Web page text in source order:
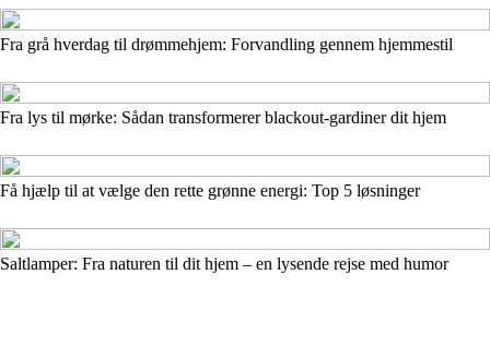
Fra grå hverdag til drømmehjem: Forvandling gennem hjemmestil
Fra lys til mørke: Sådan transformerer blackout-gardiner dit hjem
Få hjælp til at vælge den rette grønne energi: Top 5 løsninger
Saltlamper: Fra naturen til dit hjem – en lysende rejse med humor